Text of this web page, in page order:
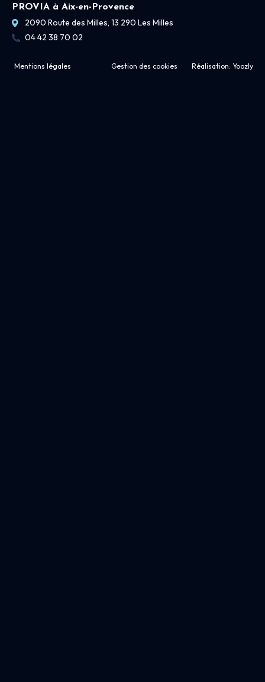
PROVIA à Aix-en-Provence
2090 Route des Milles, 13 290 Les Milles
04 42 38 70 02
Mentions légales Gestion des cookies Réalisation: Yoozly